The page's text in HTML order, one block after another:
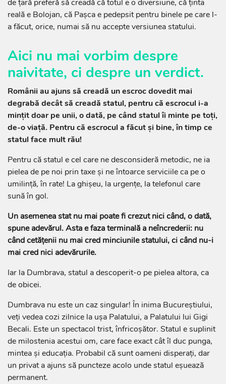
de țară preferă să creadă că totul e o diversiune, că ținta
reală e Bolojan, că Pașca e pedepsit pentru binele pe care l-
a făcut, orice, numai să nu accepte versiunea statului.
Aici nu mai vorbim despre
naivitate, ci despre un verdict.
Românii au ajuns să creadă un escroc dovedit mai
degrabă decât să creadă statul, pentru că escrocul i-a
mințit doar pe unii, o dată, pe când statul îi minte pe toți,
de-o viață. Pentru că escrocul a făcut și bine, în timp ce
statul face mult rău!
Pentru că statul e cel care ne desconsideră metodic, ne ia
pielea de pe noi prin taxe și ne întoarce serviciile ca pe o
umilință, în rate! La ghișeu, la urgențe, la telefonul care
sună în gol.
Un asemenea stat nu mai poate fi crezut nici când, o dată,
spune adevărul. Asta e faza terminală a neîncrederii: nu
când cetățenii nu mai cred minciunile statului, ci când nu-i
mai cred nici adevărurile.
Iar la Dumbrava, statul a descoperit-o pe pielea altora, ca
de obicei.
Dumbrava nu este un caz singular! În inima Bucureștiului,
veți vedea cozi zilnice la ușa Palatului, a Palatului lui Gigi
Becali. Este un spectacol trist, înfricoșător. Statul e suplinit
de milostenia acestui om, care face exact cât îl duc punga,
mintea și educația. Probabil că sunt oameni disperați, dar
un privat a ajuns să puncteze acolo unde statul eșuează
permanent.